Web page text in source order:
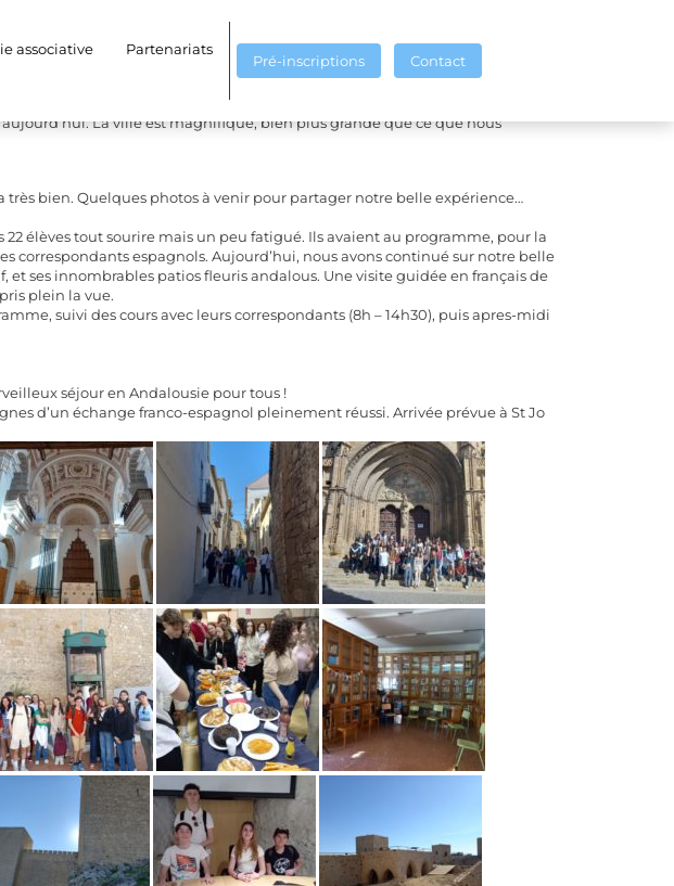
associative Partenariats
Pré-inscriptions Contact
La ville est magnifique, bien plus grande que ce que nous
très bien. Quelques photos à venir pour partager notre belle expérience…
élèves tout sourire mais un peu fatigué. Ils avaient au programme, pour la
correspondants espagnols. Aujourd’hui, nous avons continué sur notre belle
ses innombrables patios fleuris andalous. Une visite guidée en français de
plein la vue.
suivi des cours avec leurs correspondants (8h – 14h30), puis apres-midi
séjour en Andalousie pour tous !
d’un échange franco-espagnol pleinement réussi. Arrivée prévue à St Jo